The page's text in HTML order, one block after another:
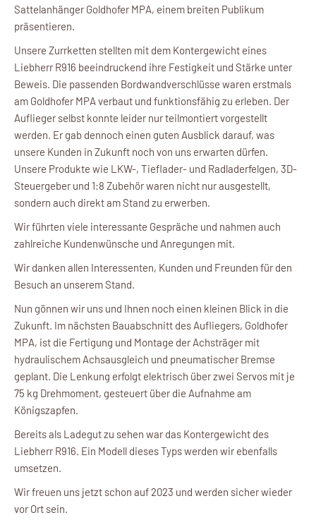
Sattelanhänger Goldhofer MPA, einem breiten Publikum
präsentieren.
Unsere Zurrketten stellten mit dem Kontergewicht eines
Liebherr R916 beeindruckend ihre Festigkeit und Stärke unter
Beweis. Die passenden Bordwandverschlüsse waren erstmals
am Goldhofer MPA verbaut und funktionsfähig zu erleben. Der
Auflieger selbst konnte leider nur teilmontiert vorgestellt
werden. Er gab dennoch einen guten Ausblick darauf, was
unsere Kunden in Zukunft noch von uns erwarten dürfen.
Unsere Produkte wie LKW-, Tieflader- und Radladerfelgen, 3D-
Steuergeber und 1:8 Zubehör waren nicht nur ausgestellt,
sondern auch direkt am Stand zu erwerben.
Wir führten viele interessante Gespräche und nahmen auch
zahlreiche Kundenwünsche und Anregungen mit.
Wir danken allen Interessenten, Kunden und Freunden für den
Besuch an unserem Stand.
Nun gönnen wir uns und Ihnen noch einen kleinen Blick in die
Zukunft. Im nächsten Bauabschnitt des Aufliegers, Goldhofer
MPA, ist die Fertigung und Montage der Achsträger mit
hydraulischem Achsausgleich und pneumatischer Bremse
geplant. Die Lenkung erfolgt elektrisch über zwei Servos mit je
75 kg Drehmoment, gesteuert über die Aufnahme am
Königszapfen.
Bereits als Ladegut zu sehen war das Kontergewicht des
Liebherr R916. Ein Modell dieses Typs werden wir ebenfalls
umsetzen.
Wir freuen uns jetzt schon auf 2023 und werden sicher wieder
vor Ort sein.